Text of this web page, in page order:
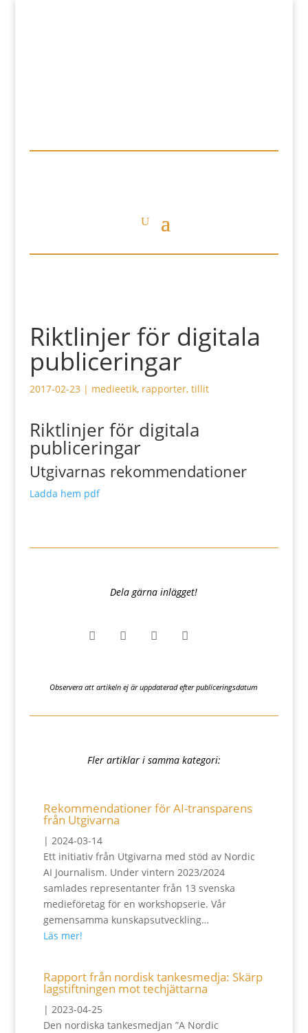
Riktlinjer för digitala
publiceringar
2017-02-23| medieetik, rapporter, tillit
Riktlinjer för digitala
publiceringar
Utgivarnas rekommendationer
Ladda hem pdf
Dela gärna inlägget!
   
Observera att artikeln ej är uppdaterad efter publiceringsdatum
Fler artiklar i samma kategori:
Rekommendationer för AI-transparens
från Utgivarna
| 2024-03-14
Ett initiativ från Utgivarna med stöd av Nordic
AI Journalism. Under vintern 2023/2024
samlades representanter från 13 svenska
medieföretag för en workshopserie. Vår
gemensamma kunskapsutveckling…
Läs mer!
Rapport från nordisk tankesmedja: Skärp
lagstiftningen mot techjättarna
| 2023-04-25
Den nordiska tankesmedjan ”A Nordic